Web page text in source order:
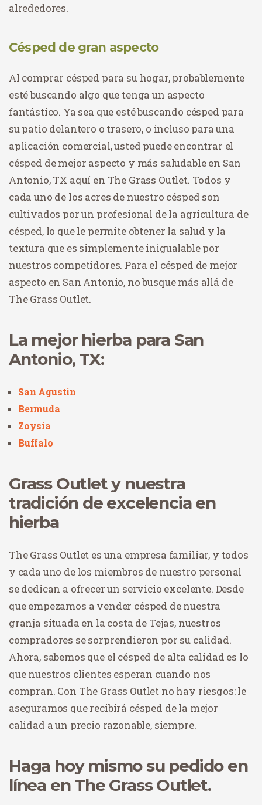
alrededores.
Césped de gran aspecto
Al comprar césped para su hogar, probablemente
esté buscando algo que tenga un aspecto
fantástico. Ya sea que esté buscando césped para
su patio delantero o trasero, o incluso para una
aplicación comercial, usted puede encontrar el
césped de mejor aspecto y más saludable en San
Antonio, TX aquí en The Grass Outlet. Todos y
cada uno de los acres de nuestro césped son
cultivados por un profesional de la agricultura de
césped, lo que le permite obtener la salud y la
textura que es simplemente inigualable por
nuestros competidores. Para el césped de mejor
aspecto en San Antonio, no busque más allá de
The Grass Outlet.
La mejor hierba para San
Antonio, TX:
San Agustín
Bermuda
Zoysia
Buffalo
Grass Outlet y nuestra
tradición de excelencia en
hierba
The Grass Outlet es una empresa familiar, y todos
y cada uno de los miembros de nuestro personal
se dedican a ofrecer un servicio excelente. Desde
que empezamos a vender césped de nuestra
granja situada en la costa de Tejas, nuestros
compradores se sorprendieron por su calidad.
Ahora, sabemos que el césped de alta calidad es lo
que nuestros clientes esperan cuando nos
compran. Con The Grass Outlet no hay riesgos: le
aseguramos que recibirá césped de la mejor
calidad a un precio razonable, siempre.
Haga hoy mismo su pedido en
línea en The Grass Outlet.